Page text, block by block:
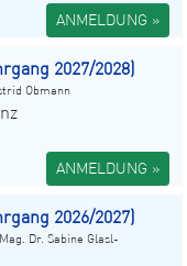
ANMELDUNG »
2027/2028)
Obmann
ANMELDUNG »
2026/2027)
Dr. Sabine Glasl-